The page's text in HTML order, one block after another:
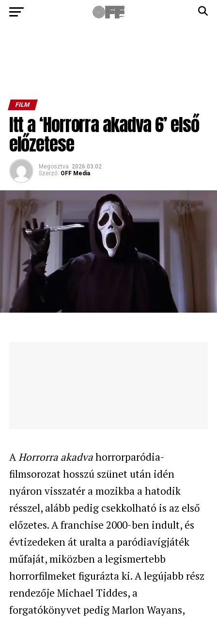
FILM
Itt a ‘Horrorra akadva 6’ első
előzetese
Megosztva 2026.03.02
Szerző: OFF Media
AHorrorra akadvahorrorparódia-
filmsorozat hosszú szünet után idén
nyáron visszatér a mozikba a hatodik
résszel, alább pedig csekkolható is az első
előzetes. A franchise 2000-ben indult, és
évtizedeken át uralta a paródiavígjáték
műfaját, miközben a legismertebb
horrorfilmeket figurázta ki. A legújabb rész
rendezője Michael Tiddes, a
forgatókönyvet pedig Marlon Wayans,